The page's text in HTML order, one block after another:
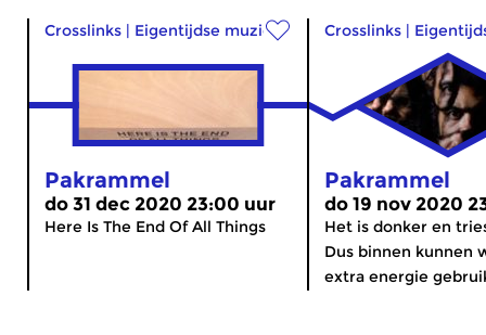
Crosslinks | Eigentijdse muziek
Pakrammel
do 31 dec 2020 23:00 uur
Here Is The End Of All Things
Crosslinks |
Pakrammel
do 19 nov 2020
Het is donker en
Dus binnen kunnen
extra energie